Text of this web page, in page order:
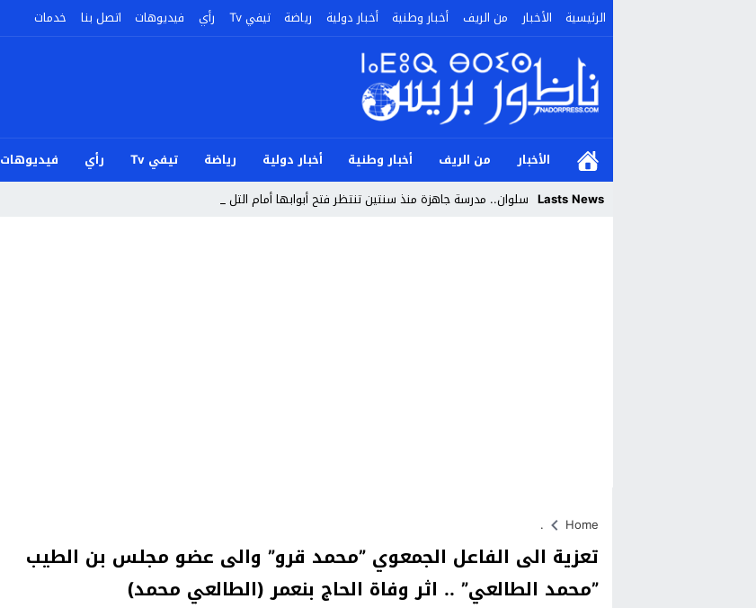
الرئيسية الأخبار من الريف أخبار وطنية أخبار دولية رياضة تيفي Tv رأي فيديوهات اتصل بنا خدمات
الأخبار من الريف أخبار وطنية أخبار دولية رياضة تيفي Tv رأي فيديوهات
Lasts News سلوان.. مدرسة جاهزة منذ سنتين تنتظر فتح أبوابها أمام التلاميذ
Home
.
تعزية الى الفاعل الجمعوي ”محمد قرو” والى عضو مجلس بن الطيب
”محمد الطالعي” .. اثر وفاة الحاج بنعمر (الطالعي محمد)